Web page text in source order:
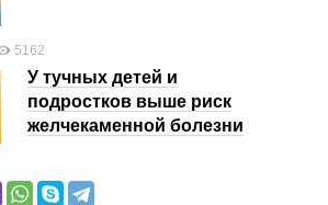
5162
У тучных детей и
подростков выше риск
желчекаменной болезни